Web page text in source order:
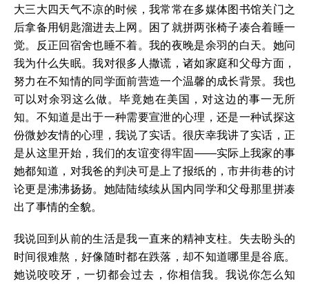
大三大四天气不凉的时候，我常常在多媒体图书馆关门之
后拿备用钥匙溜进去上网。困了就拼两张椅子凑合着睡一
觉。反正回宿舍也睡不着。我的夜晚是余羽的白天。她问
我为什么失眠。我对很多人撒谎，诸如家庭和父母方面，
努力在不知情的同学面前营造一个温馨的成长背景。我也
可以对余羽这么做。毕竟她在美国，对这边的事一无所
知。不知道是出于一种需要宣泄的心理，还是一种试探这
份微妙友情的心理，我说了实话。很庆幸我讲了实话，正
是从这里开始，我们的友谊变得牢固——实际上我家的事
她都知道，对我爸的判决可是上了报纸的，市井街巷的讨
论更是沸沸扬扬。她陆陆续续从国内同学和父母那里拼凑
出了事情的全貌。
我说回到从前的生活是我一直来的精神支柱。失去盼头的
时间很难熬，好像随时都在跌落，却不知道哪里是谷底。
她说咬咬牙，一切都会过去，你相信我。我说你怎么知